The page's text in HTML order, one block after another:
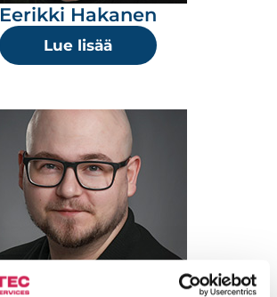
Eerikki Hakanen
Lue lisää